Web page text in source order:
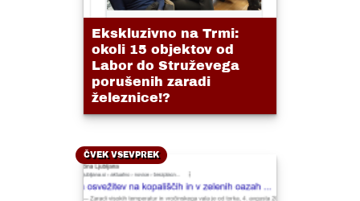
Ekskluzivno na Trmi:
okoli 15 objektov od
Labor do Struževega
porušenih zaradi
železnice!?
ČVEK VSEVPREK